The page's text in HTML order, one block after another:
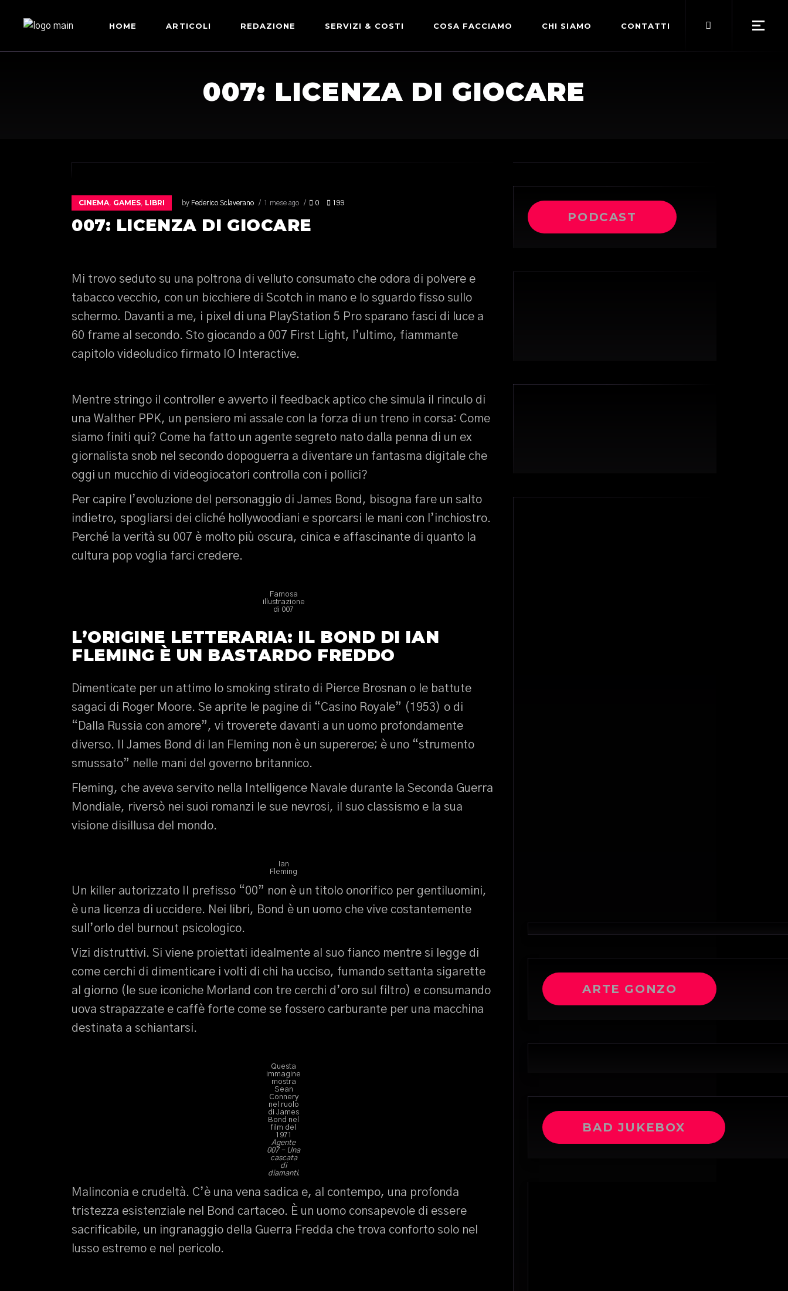
HOME ARTICOLI REDAZIONE SERVIZI & COSTI
LE NOSTRE PARTNERSHIP
COSA FACCIAMO CHI SIAMO
TERMINI DI SERVIZIO
CONTATTI
007: LICENZA DI GIOCARE
CINEMA, GAMES, LIBRI by Federico Sclaverano 1 mese ago 0 199
007: LICENZA DI GIOCARE
Mi trovo seduto su una poltrona di velluto consumato che odora di polvere e
tabacco vecchio, con un bicchiere di Scotch in mano e lo sguardo fisso sullo
schermo. Davanti a me, i pixel di una PlayStation 5 Pro sparano fasci di luce a
60 frame al secondo. Sto giocando a 007 First Light, l’ultimo, fiammante
capitolo videoludico firmato IO Interactive.
Mentre stringo il controller e avverto il feedback aptico che simula il rinculo di
una Walther PPK, un pensiero mi assale con la forza di un treno in corsa: Come
siamo finiti qui? Come ha fatto un agente segreto nato dalla penna di un ex
giornalista snob nel secondo dopoguerra a diventare un fantasma digitale che
oggi un mucchio di videogiocatori controlla con i pollici?
Per capire l’evoluzione del personaggio di James Bond, bisogna fare un salto
indietro, spogliarsi dei cliché hollywoodiani e sporcarsi le mani con l’inchiostro.
Perché la verità su 007 è molto più oscura, cinica e affascinante di quanto la
cultura pop voglia farci credere.
Famosa
illustrazione
di 007
L’ORIGINE LETTERARIA: IL BOND DI IAN
FLEMING È UN BASTARDO FREDDO
Dimenticate per un attimo lo smoking stirato di Pierce Brosnan o le battute
sagaci di Roger Moore. Se aprite le pagine di “Casino Royale” (1953) o di
“Dalla Russia con amore”, vi troverete davanti a un uomo profondamente
diverso. Il James Bond di Ian Fleming non è un supereroe; è uno “strumento
smussato” nelle mani del governo britannico.
Fleming, che aveva servito nella Intelligence Navale durante la Seconda Guerra
Mondiale, riversò nei suoi romanzi le sue nevrosi, il suo classismo e la sua
visione disillusa del mondo.
Ian
Fleming
Un killer autorizzato Il prefisso “00” non è un titolo onorifico per gentiluomini,
è una licenza di uccidere. Nei libri, Bond è un uomo che vive costantemente
sull’orlo del burnout psicologico.
Vizi distruttivi. Si viene proiettati idealmente al suo fianco mentre si legge di
come cerchi di dimenticare i volti di chi ha ucciso, fumando settanta sigarette
al giorno (le sue iconiche Morland con tre cerchi d’oro sul filtro) e consumando
uova strapazzate e caffè forte come se fossero carburante per una macchina
destinata a schiantarsi.
Questa
immagine
mostra
Sean
Connery
nel ruolo
di James
Bond nel
film del
1971
Agente
007 – Una
cascata
di
diamanti.
Malinconia e crudeltà. C’è una vena sadica e, al contempo, una profonda
tristezza esistenziale nel Bond cartaceo. È un uomo consapevole di essere
sacrificabile, un ingranaggio della Guerra Fredda che trova conforto solo nel
lusso estremo e nel pericolo.
PODCAST
ARTE GONZO
BAD JUKEBOX